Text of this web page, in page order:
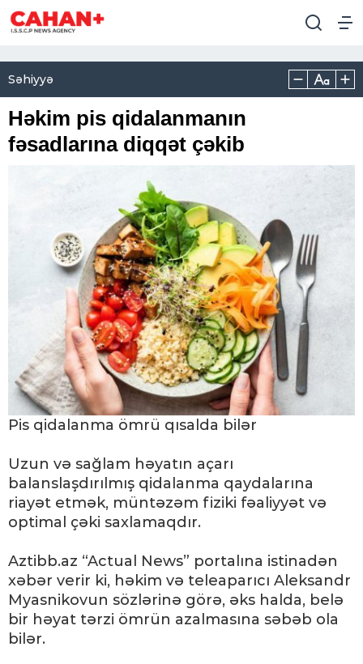
Səhiyyə
Həkim pis qidalanmanın
fəsadlarına diqqət çəkib
Pis qidalanma ömrü qısalda bilər
Uzun və sağlam həyatın açarı
balanslaşdırılmış qidalanma qaydalarına
riayət etmək, müntəzəm fiziki fəaliyyət və
optimal çəki saxlamaqdır.
Aztibb.az “Actual News” portalına istinadən
xəbər verir ki, həkim və teleaparıcı Aleksandr
Myasnikovun sözlərinə görə, əks halda, belə
bir həyat tərzi ömrün azalmasına səbəb ola
bilər.